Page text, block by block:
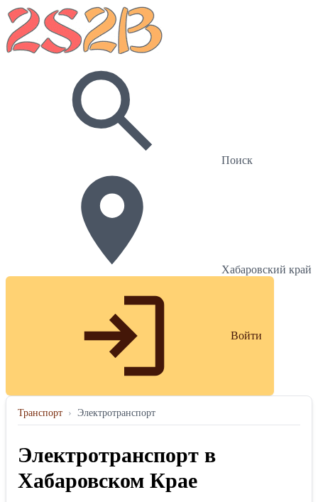
Поиск
Хабаровский край
Войти
Транспорт › Электротранспорт
Электротранспорт в
Хабаровском Крае